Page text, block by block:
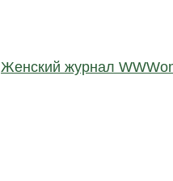
Женский журнал